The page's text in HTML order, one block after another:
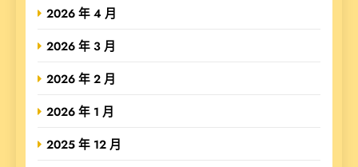
2026 年 4 月
2026 年 3 月
2026 年 2 月
2026 年 1 月
2025 年 12 月